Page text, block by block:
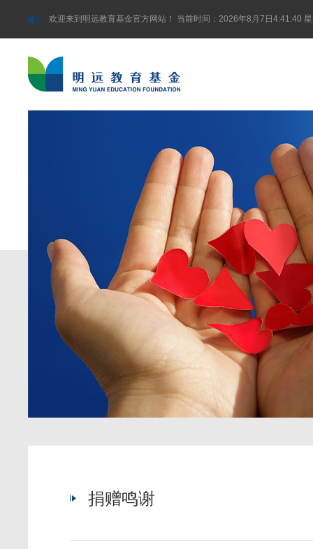
欢迎来到明远教育基金官方网站！ 当前时间：2026年8月7日4:41:40
捐赠鸣谢